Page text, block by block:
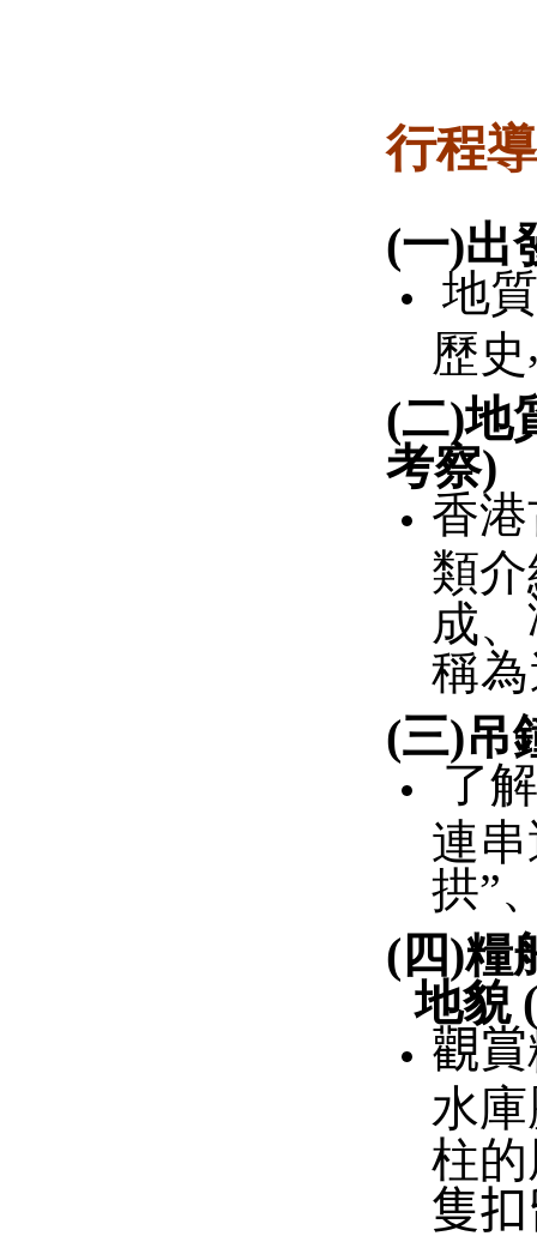
行程
(一)出
地
歷史
(二)地
考察)
香
類
成、
稱
(三)吊
了
連串
拱”
( 四)糧
地貌 (
觀賞
水
柱
隻